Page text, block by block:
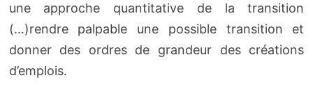
une approche quantitative de la transition
(…)rendre palpable une possible transition et
donner des ordres de grandeur des créations
d’emplois.